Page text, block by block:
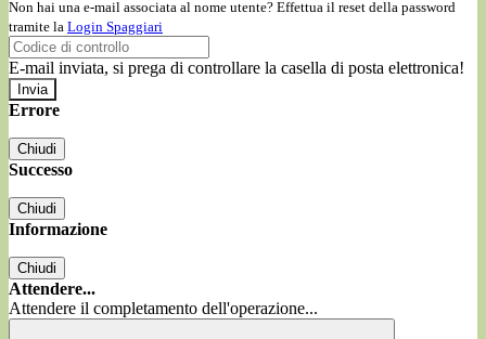
Non hai una e-mail associata al nome utente? Effettua il reset della password
tramite la Login Spaggiari
E-mail inviata, si prega di controllare la casella di posta elettronica!
Errore
Chiudi
Successo
Chiudi
Informazione
Chiudi
Attendere...
Attendere il completamento dell'operazione...